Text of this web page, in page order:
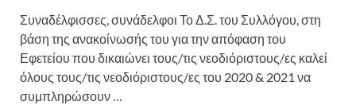
Συναδέλφισσες, συνάδελφοι Το Δ.Σ. του Συλλόγου, στη
βάση της ανακοίνωσής του για την απόφαση του
Εφετείου που δικαιώνει τους/τις νεοδιόριστους/ες καλεί
όλους τους/τις νεοδιόριστους/ες του 2020 & 2021 να
συμπληρώσουν …